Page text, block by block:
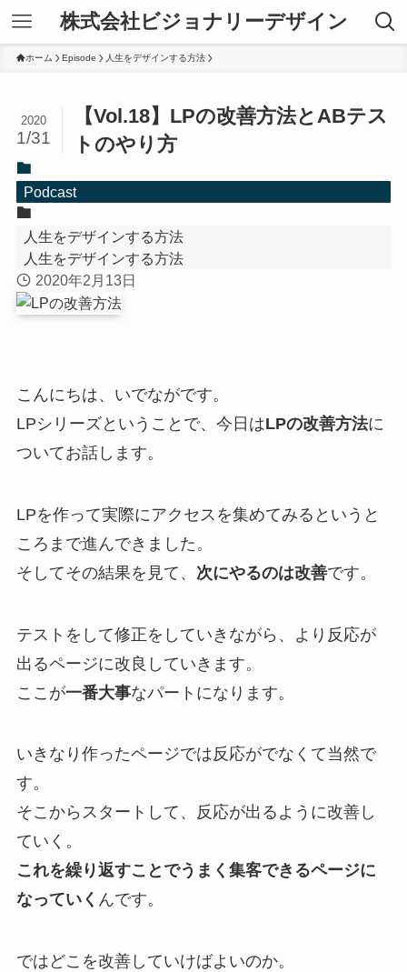
株式会社ビジョナリーデザイン
ホーム Episode 人生をデザインする方法
【Vol.18】LPの改善方法とABテス
トのやり方
2020
1/31
Podcast
人生をデザインする方法
人生をデザインする方法
2020年2月13日
こんにちは、いでながです。
LPシリーズということで、今日はLPの改善方法に
ついてお話します。
LPを作って実際にアクセスを集めてみるというと
ころまで進んできました。
そしてその結果を見て、 次にやるのは改善です。
テストをして修正をしていきながら、より反応が
出るページに改良していきます。
ここが一番大事なパートになります。
いきなり作ったページでは反応がでなくて当然で
す。
そこからスタートして、反応が出るように改善し
ていく。
これを繰り返すことでうまく集客できるページに
なっていく んです。
ではどこを改善していけばよいのか。